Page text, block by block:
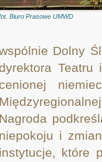
Biuro Prasowe UMWD
ólnie Dolny
dyrektora Teatru
cenionej
Nagroda
niepokoju i
instytucje, które